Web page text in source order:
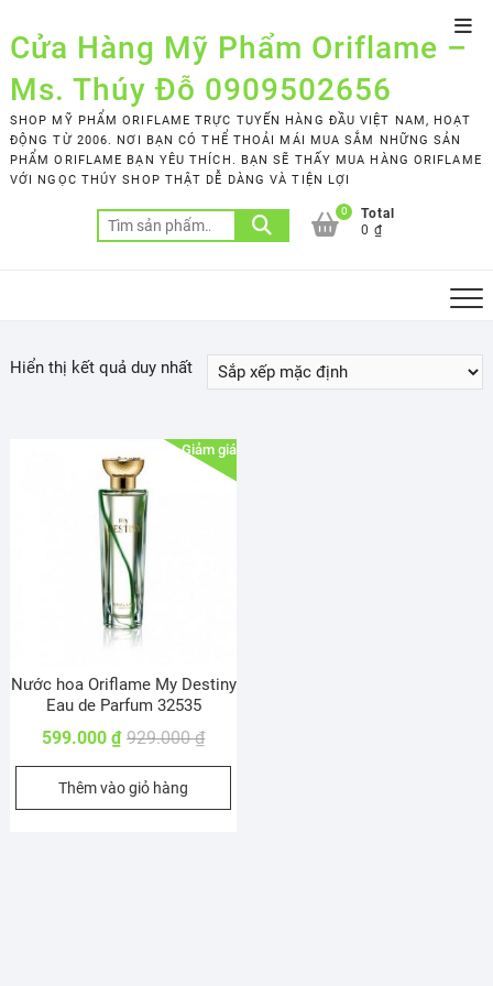
to
content
Cửa Hàng Mỹ Phẩm Oriflame –
Ms. Thúy Đỗ 0909502656
SHOP MỸ PHẨM ORIFLAME TRỰC TUYẾN HÀNG ĐẦU VIỆT NAM, HOẠT
ĐỘNG TỪ 2006. NƠI BẠN CÓ THỂ THOẢI MÁI MUA SẮM NHỮNG SẢN
PHẨM ORIFLAME BẠN YÊU THÍCH. BẠN SẼ THẤY MUA HÀNG ORIFLAME
VỚI NGỌC THÚY SHOP THẬT DỄ DÀNG VÀ TIỆN LỢI
Tìm
kiếm:
0
Total
0 ₫
Hiển thị kết quả duy nhất
Giảm giá!
Nước hoa Oriflame My Destiny
Eau de Parfum 32535
929.000₫Giá
gốc
929.000 ₫.
599.000₫
Giá
hiện
là:
Thêm vào giỏ hàng